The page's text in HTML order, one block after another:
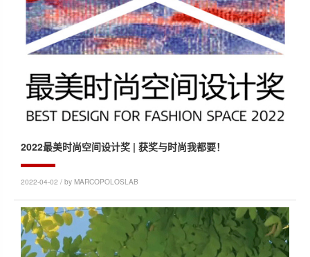
2022最美时尚空间设计奖 | 获奖与时尚我都要！
2022-04-02 / by MARCOPOLOSLAB